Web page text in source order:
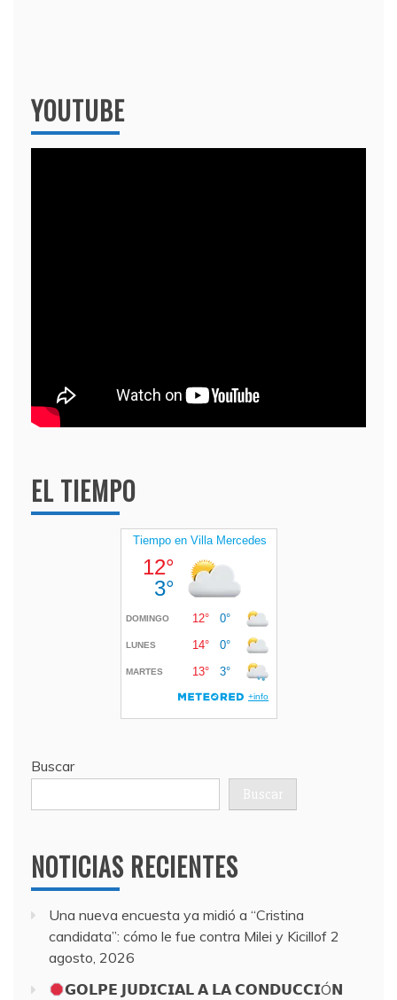
YOUTUBE
EL TIEMPO
Buscar
Buscar
NOTICIAS RECIENTES
Una nueva encuesta ya midió a “Cristina
candidata”: cómo le fue contra Milei y Kicillof 2
agosto, 2026
𝗚𝗢𝗟𝗣𝗘 𝗝𝗨𝗗𝗜𝗖𝗜𝗔𝗟 𝗔 𝗟𝗔 𝗖𝗢𝗡𝗗𝗨𝗖𝗖𝗜Ó𝗡